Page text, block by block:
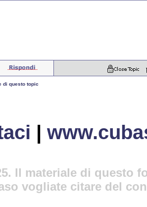
di questo topic
|
Il materiale di questo
vogliate citare del